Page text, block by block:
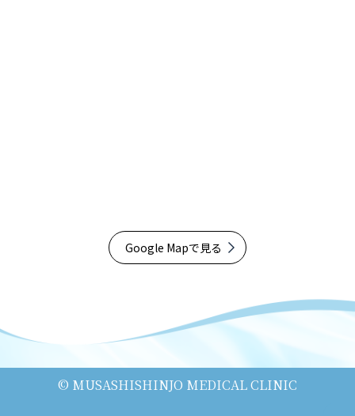
Google Mapで見る
© MUSASHISHINJO MEDICAL CLINIC